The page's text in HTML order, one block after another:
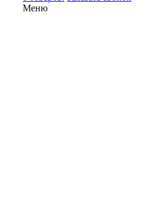
Меню